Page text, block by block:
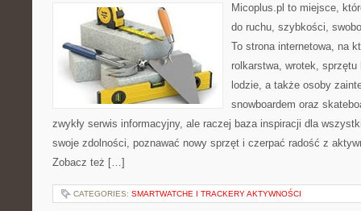
Micoplus.pl to miejsce,
do ruchu, szybkości,
To strona internetowa, na
rolkarstwa, wrotek,
lodzie, a także osoby
snowboardem oraz
zwykły serwis informacyjny, ale raczej baza inspiracji dla
swoje zdolności, poznawać nowy sprzęt i czerpać radość z
Zobacz też […]
CATEGORIES: SMARTWATCHE I TRACKERY AKTYWNOŚCI